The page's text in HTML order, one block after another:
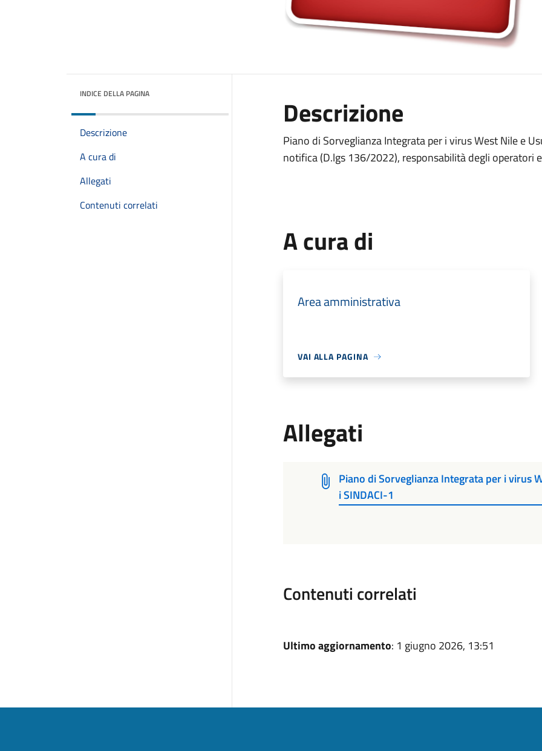
INDICE DELLA PAGINA
Descrizione
A cura di
Allegati
Contenuti correlati
Descrizione
Piano di Sorveglianza Integrata per i virus West Nile e
notifica (D.lgs 136/2022), responsabilità degli operatori
A cura di
Area amministrativa
VAI ALLA PAGINA
Allegati
Piano di Sorveglianza Integrata per i virus
i SINDACI-1
Contenuti correlati
Ultimo aggiornamento: 1 giugno 2026, 13:51